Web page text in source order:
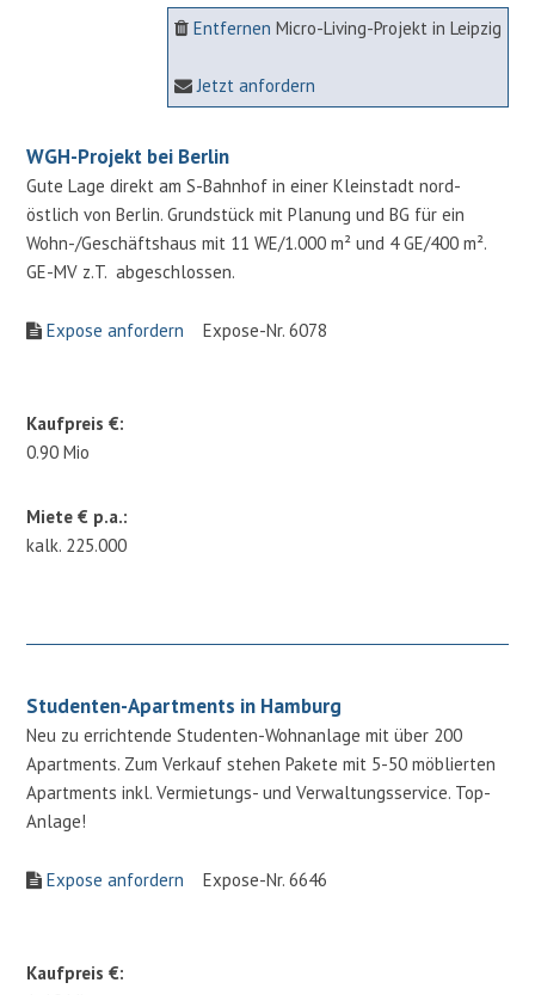
Entfernen Micro-Living-Projekt in Leipzig
Jetzt anfordern
WGH-Projekt bei Berlin
Gute Lage direkt am S-Bahnhof in einer Kleinstadt nord-
östlich von Berlin. Grundstück mit Planung und BG für ein
Wohn-/Geschäftshaus mit 11 WE/1.000 m² und 4 GE/400 m².
GE-MV z.T. abgeschlossen.
Expose anfordern Expose-Nr. 6078
Kaufpreis €:
0.90 Mio
Miete € p.a.:
kalk. 225.000
Studenten-Apartments in Hamburg
Neu zu errichtende Studenten-Wohnanlage mit über 200
Apartments. Zum Verkauf stehen Pakete mit 5-50 möblierten
Apartments inkl. Vermietungs- und Verwaltungsservice. Top-
Anlage!
Expose anfordern Expose-Nr. 6646
Kaufpreis €: